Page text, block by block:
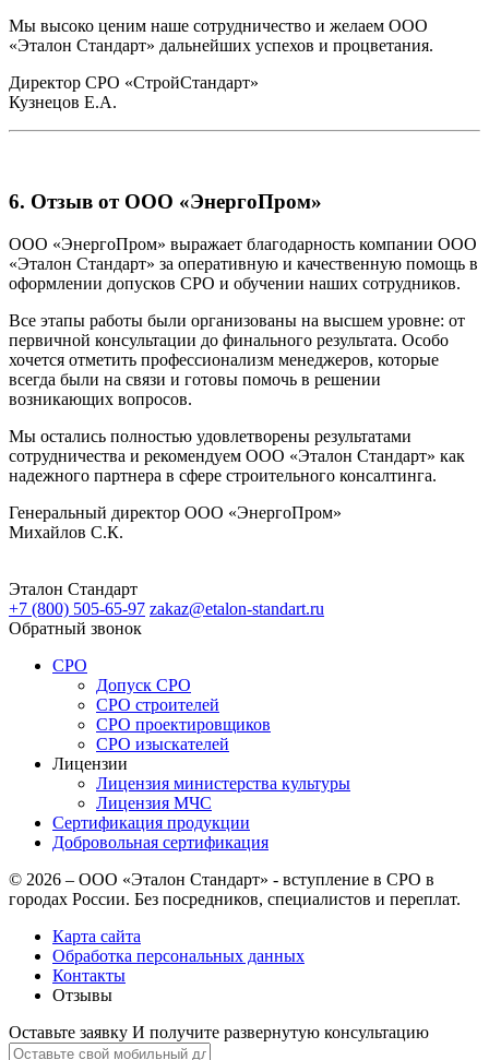
Мы высоко ценим наше сотрудничество и желаем ООО
«Эталон Стандарт» дальнейших успехов и процветания.
Директор СРО «СтройСтандарт»
Кузнецов Е.А.
6. Отзыв от ООО «ЭнергоПром»
ООО «ЭнергоПром» выражает благодарность компании ООО
«Эталон Стандарт» за оперативную и качественную помощь в
оформлении допусков СРО и обучении наших сотрудников.
Все этапы работы были организованы на высшем уровне: от
первичной консультации до финального результата. Особо
хочется отметить профессионализм менеджеров, которые
всегда были на связи и готовы помочь в решении
возникающих вопросов.
Мы остались полностью удовлетворены результатами
сотрудничества и рекомендуем ООО «Эталон Стандарт» как
надежного партнера в сфере строительного консалтинга.
Генеральный директор ООО «ЭнергоПром»
Михайлов С.К.
Эталон Стандарт
+7 (800) 505-65-97 zakaz@etalon-standart.ru
Обратный звонок
СРО
Допуск СРО
СРО строителей
СРО проектировщиков
СРО изыскателей
Лицензии
Лицензия министерства культуры
Лицензия МЧС
Сертификация продукции
Добровольная сертификация
© 2026 – ООО «Эталон Стандарт» - вступление в СРО в
городах России. Без посредников, специалистов и переплат.
Карта сайта
Обработка персональных данных
Контакты
Отзывы
Оставьте заявку И получите развернутую консультацию